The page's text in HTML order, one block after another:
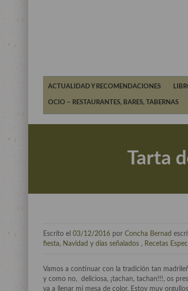
ACTUALIDAD Y RECOMENDACIONES
OCIO – RESTAURANTES, BARES, TABERNAS
Tarta
Escrito el 03/12/2016 por Concha Bernad
fiesta, Navidad y días señalados , Recetas
Vamos a continuar con la tradición tan
y como no, deliciosa, ¡tachan, tachan!!!, os
va a llenar mi mesa de color. Estoy muy